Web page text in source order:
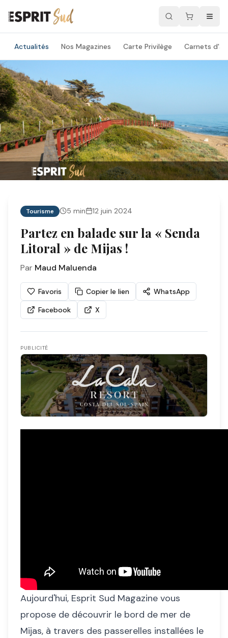
Actualités Nos Magazines Carte Privilège Carnets
Tourisme 5 min 12 juin 2024
Partez en balade sur la « Senda
Litoral » de Mijas !
Par Maud Maluenda
Favoris Copier le lien
WhatsApp
Facebook
X
PUBLICITÉ
Aujourd'hui, Esprit Sud Magazine vous
propose de découvrir le bord de mer de
Mijas, à travers des passerelles installées le